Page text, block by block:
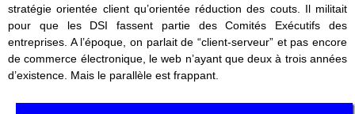
stratégie orientée client qu’orientée réduction des couts. Il militait
pour que les DSI fassent partie des Comités Exécutifs des
entreprises. A l’époque, on parlait de “client-serveur” et pas encore
de commerce électronique, le web n’ayant que deux à trois années
d’existence. Mais le parallèle est frappant.